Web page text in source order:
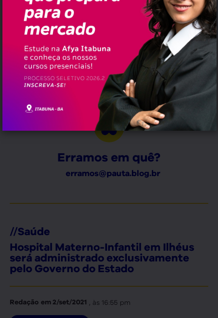
Café Tipo 7/8, em Eunápolis>R$ 655,00
Café Tipo 7, em Eunápolis
R$ 660,00
Tags:Boi Gordo , Cacau,Café ,Cotação ,Cotação
Cotação Cacau,Cotação de Café
Erramos em quê?
erramos@pauta.blog.br
//Saúde
Hospital Materno-Infantil em Ilhéus
será administrado exclusivamente
pelo Governo do Estado
Redação em2/set/2021 , às 16:55 pm